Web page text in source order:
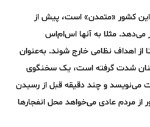
این کشور «متمدن» است، پیش از
مثلا به آنها اس‌ام‌اس
از اهداف نظامی خارج شوند. به‌عنوان
شدت گرفته است، یک سخنگوی
می‌نویسد و چند دقیقه قبل از رسیدن
مردم عادی می‌خواهد محل انفجارها